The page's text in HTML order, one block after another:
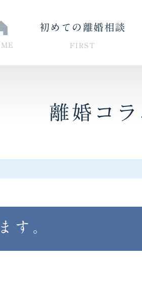
初めての離婚相談
FIRST
離婚コラ
す。